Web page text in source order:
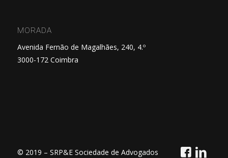
MORADA
Avenida Fernão de Magalhães, 240, 4.º
3000-172 Coimbra
© 2019 – SRP&E Sociedade de Advogados